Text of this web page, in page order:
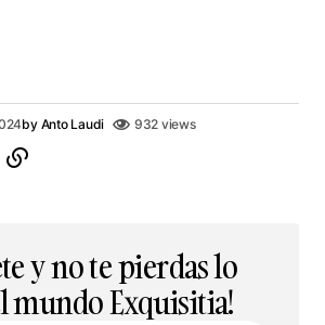
by Anto Laudi 932 views
y no te pierdas lo
mundo Exquisitia!